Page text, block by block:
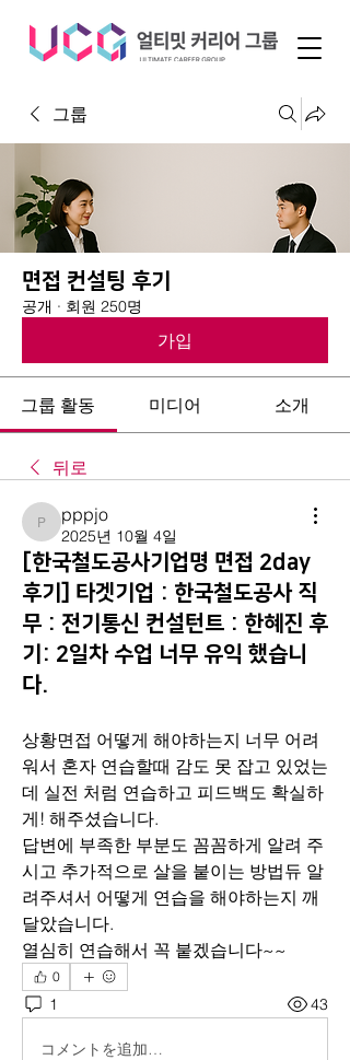
그룹
면접 컨설팅 후기
공개 · 회원 250명
가입
그룹 활동 미디어 소개
뒤로
pppjo
pppjo
2025년 10월 4일
[한국철도공사기업명 면접 2day
후기] 타겟기업 : 한국철도공사 직
무 : 전기통신 컨설턴트 : 한혜진 후
기: 2일차 수업 너무 유익 했습니
다.
상황면접 어떻게 해야하는지 너무 어려
워서 혼자 연습할때 감도 못 잡고 있었는
데 실전 처럼 연습하고 피드백도 확실하
게! 해주셨습니다.
답변에 부족한 부분도 꼼꼼하게 알려 주
시고 추가적으로 살을 붙이는 방법듀 알
려주셔서 어떻게 연습을 해야하는지 깨
달았습니다.
열심히 연습해서 꼭 붙겠습니다~~
0
1 43
コメントを追加…